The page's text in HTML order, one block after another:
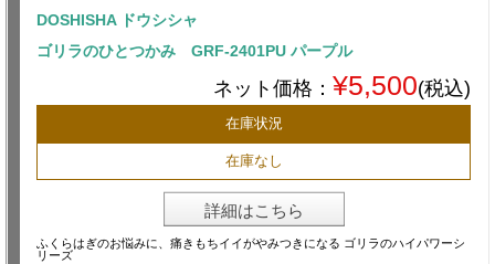
DOSHISHA ドウシシャ
ゴリラのひとつかみ GRF-2401PU パープル
ネット価格： ¥5,500(税込)
在庫状況
在庫なし
詳細はこちら
ふくらはぎのお悩みに、痛きもちイイがやみつきになる ゴリラのハイパワーシ
リーズ